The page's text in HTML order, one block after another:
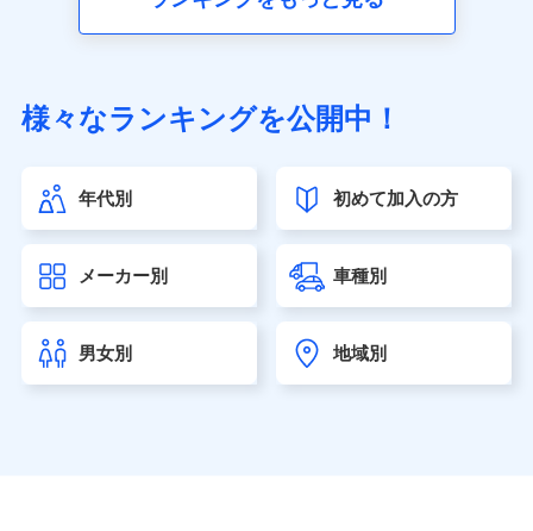
（https://www.sonylife.co.jp）
第一ネオ生命保険株式会社（https://neofirst.co.jp/）
大樹生命保険株式会社（https://www.taiju-life.co.jp）
seimei.co.jp）
チューリッヒ生命保険株式会社
東京海上日動あんしん生命保険株式会社
（https://www.tmn-anshin.co.jp/）
様々なランキングを公開中！
年代別 初めて加入の方
メーカー別 車種別
男女別 地域別